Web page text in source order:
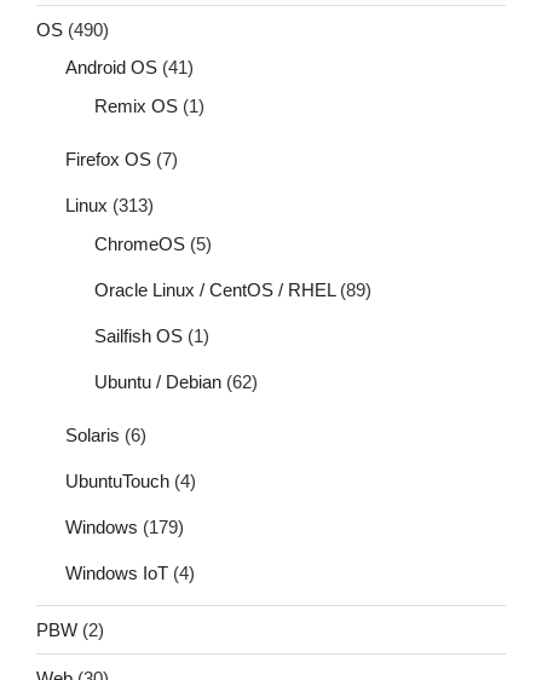
OS (490)
Android OS (41)
Remix OS (1)
Firefox OS (7)
Linux (313)
ChromeOS (5)
Oracle Linux / CentOS / RHEL(89)
Sailfish OS (1)
Ubuntu / Debian (62)
Solaris (6)
UbuntuTouch (4)
Windows (179)
Windows IoT (4)
PBW (2)